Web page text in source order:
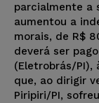
parcialmente a
aumentou a
morais, de R$
deverá ser
(Eletrobrás/PI),
que, ao dirigir
Piripiri/PI,